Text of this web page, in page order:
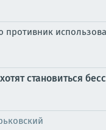
становиться